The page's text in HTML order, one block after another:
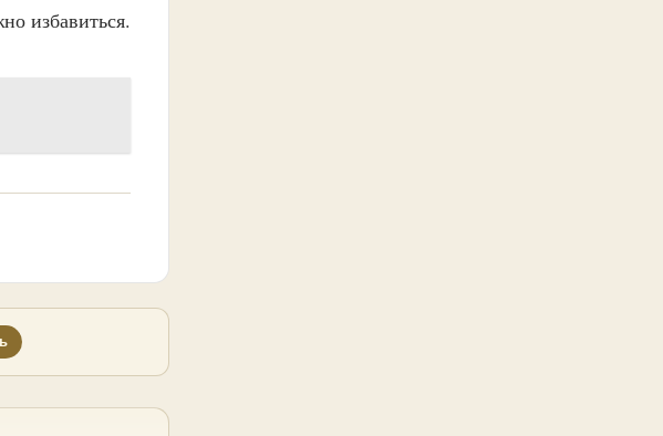
избавиться.